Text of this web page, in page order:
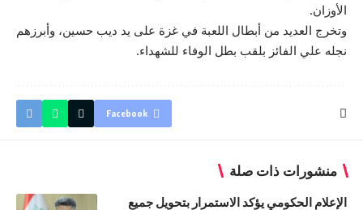
الأوزان.
وتخرج العديد من أبطال اللعبة في غزة على يد ديب حسين، وأبرزهم
نجله علي الفائز بلقب بطل الوفاء للشهداء.
Facebook
منشورات ذات صلة
الإعلام الحكومي يؤكد الاستمرار بتحويل جميع